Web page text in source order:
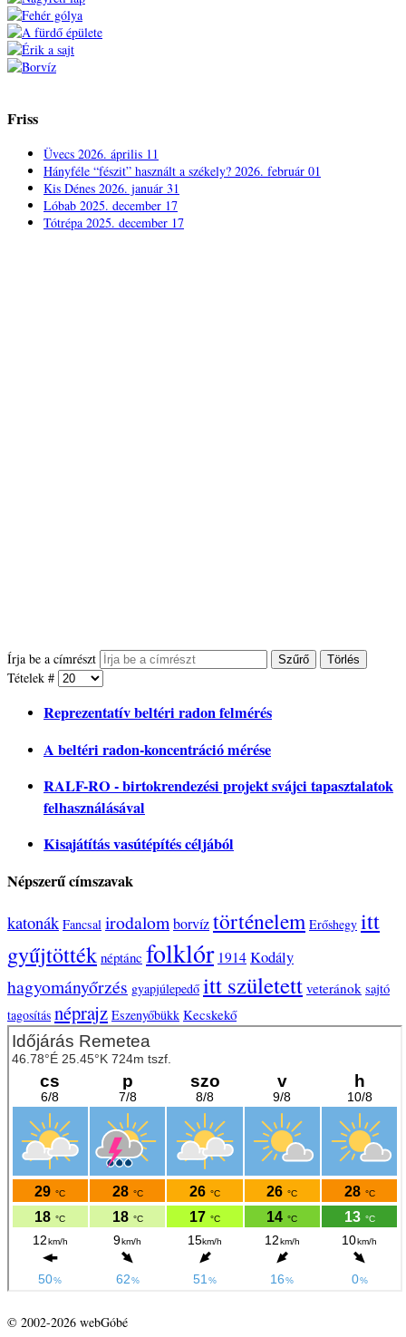
Friss
Üvecs 2026. április 11
Hányféle “fészit” használt a székely? 2026. február 01
Kis Dénes 2026. január 31
Lóbab 2025. december 17
Tótrépa 2025. december 17
Írja be a címrészt Szűrő Törlés
Tételek #
Reprezentatív beltéri radon felmérés
A beltéri radon-koncentráció mérése
RALF-RO - birtokrendezési projekt svájci tapasztalatok
felhasználásával
Kisajátítás vasútépítés céljából
Népszerű címszavak
katonák Fancsal irodalomborvíztörténelem Erőshegy itt
gyűjtötték néptánc folklór 1914 Kodály
hagyományőrzés gyapjúlepedő itt született veteránok sajtó
tagosítás néprajz Eszenyőbükk Kecskekő
© 2002-2026 webGóbé